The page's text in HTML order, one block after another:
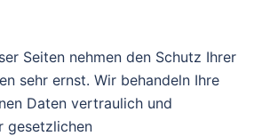
Seiten nehmen den Schutz Ihrer
sehr ernst. Wir behandeln Ihre
Daten vertraulich und
gesetzlichen